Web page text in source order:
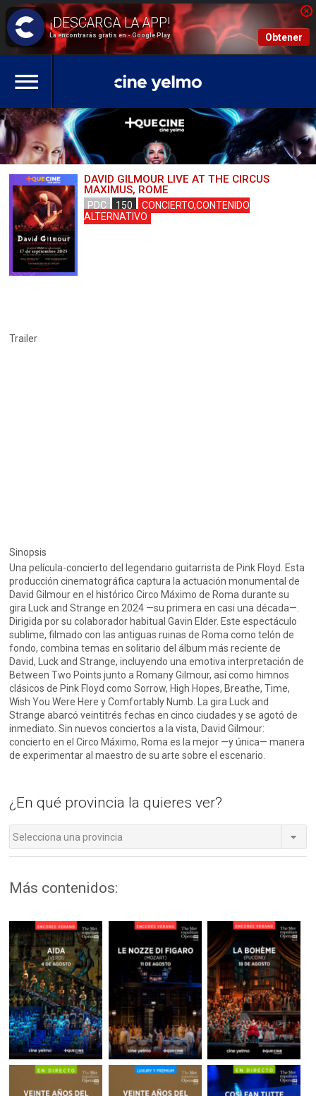
La encontrarás gratis en - Google Play Obtener
DAVID GILMOUR LIVE AT THE CIRCUS
MAXIMUS, ROME
PDC 150
CONCIERTO,CONTENIDO
ALTERNATIVO
Trailer
Sinopsis
Una película-concierto del legendario guitarrista de Pink Floyd. Esta
producción cinematográfica captura la actuación monumental de
David Gilmour en el histórico Circo Máximo de Roma durante su
gira Luck and Strange en 2024 —su primera en casi una década—.
Dirigida por su colaborador habitual Gavin Elder. Este espectáculo
sublime, filmado con las antiguas ruinas de Roma como telón de
fondo, combina temas en solitario del álbum más reciente de
David, Luck and Strange, incluyendo una emotiva interpretación de
Between Two Points junto a Romany Gilmour, así como himnos
clásicos de Pink Floyd como Sorrow, High Hopes, Breathe, Time,
Wish You Were Here y Comfortably Numb. La gira Luck and
Strange abarcó veintitrés fechas en cinco ciudades y se agotó de
inmediato. Sin nuevos conciertos a la vista, David Gilmour:
concierto en el Circo Máximo, Roma es la mejor —y única— manera
de experimentar al maestro de su arte sobre el escenario.
¿En qué provincia la quieres ver?
Selecciona una provincia
Más contenidos: